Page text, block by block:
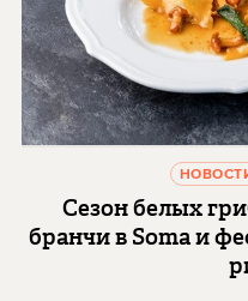
Сезон белых
бранчи в Soma и